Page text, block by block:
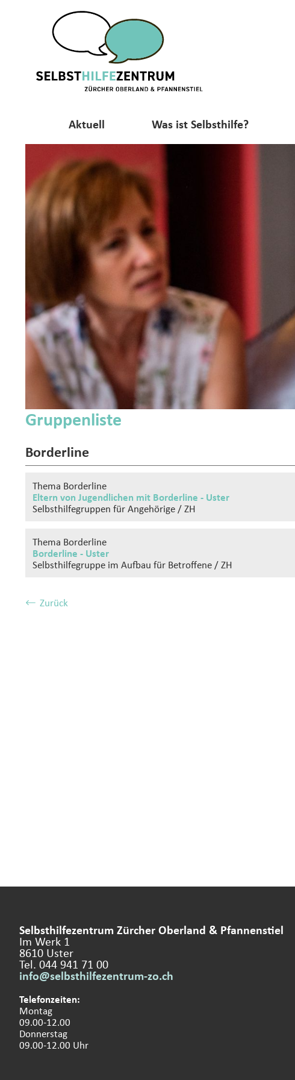
Aktuell Was ist Selbsthilfe?
Gruppenliste
Borderline
Thema Borderline
Eltern von Jugendlichen mit Borderline - Uster
Selbsthilfegruppen für Angehörige / ZH
Thema Borderline
Borderline - Uster
Selbsthilfegruppe im Aufbau für Betroffene / ZH
Zurück
Selbsthilfezentrum Zürcher Oberland & Pfannenstiel
Im Werk 1
8610 Uster
Tel. 044 941 71 00
info@selbsthilfezentrum-zo.ch
Telefonzeiten:
Montag
09.00-12.00
Donnerstag
09.00-12.00 Uhr